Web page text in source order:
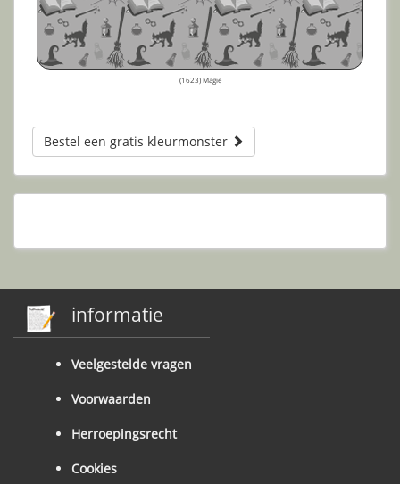
(1623) Magie
Bestel een gratis kleurmonster
informatie
Veelgestelde vragen
Voorwaarden
Herroepingsrecht
Cookies